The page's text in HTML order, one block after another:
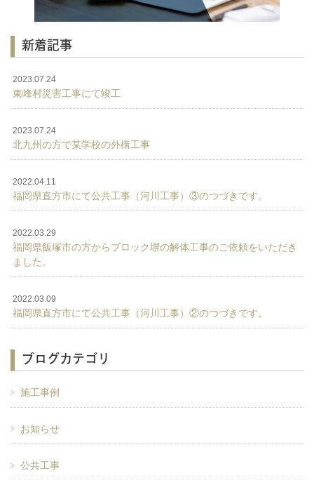
新着記事
2023.07.24
東峰村災害工事にて竣工
2023.07.24
北九州の方で某学校の外構工事
2022.04.11
福岡県直方市にて公共工事（河川工事）③のつづきです。
2022.03.29
福岡県飯塚市の方からブロック塀の解体工事のご依頼をいただき
ました。
2022.03.09
福岡県直方市にて公共工事（河川工事）②のつづきです。
ブログカテゴリ
施工事例
お知らせ
公共工事